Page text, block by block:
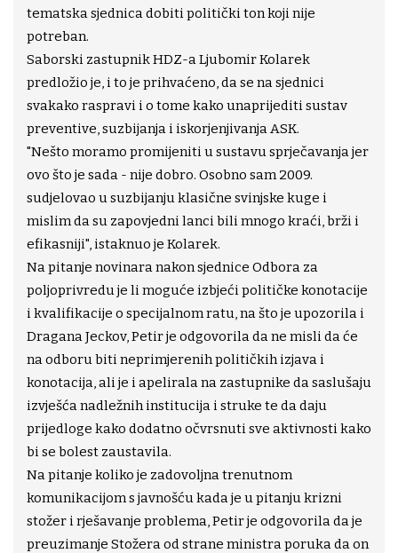
tematska sjednica dobiti politički ton koji nije
potreban.
Saborski zastupnik HDZ-a Ljubomir Kolarek
predložio je, i to je prihvaćeno, da se na sjednici
svakako raspravi i o tome kako unaprijediti sustav
preventive, suzbijanja i iskorjenjivanja ASK.
"Nešto moramo promijeniti u sustavu sprječavanja jer
ovo što je sada - nije dobro. Osobno sam 2009.
sudjelovao u suzbijanju klasične svinjske kuge i
mislim da su zapovjedni lanci bili mnogo kraći, brži i
efikasniji", istaknuo je Kolarek.
Na pitanje novinara nakon sjednice Odbora za
poljoprivredu je li moguće izbjeći političke konotacije
i kvalifikacije o specijalnom ratu, na što je upozorila i
Dragana Jeckov, Petir je odgovorila da ne misli da će
na odboru biti neprimjerenih političkih izjava i
konotacija, ali je i apelirala na zastupnike da saslušaju
izvješća nadležnih institucija i struke te da daju
prijedloge kako dodatno očvrsnuti sve aktivnosti kako
bi se bolest zaustavila.
Na pitanje koliko je zadovoljna trenutnom
komunikacijom s javnošću kada je u pitanju krizni
stožer i rješavanje problema, Petir je odgovorila da je
preuzimanje Stožera od strane ministra poruka da on